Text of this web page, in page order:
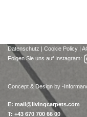
Datenschutz | Cookie Policy |
Folgen Sie uns auf Instagram:
Concept & Design by -
E: mail@livingcarpets.com
T: +43 670 700 66 00